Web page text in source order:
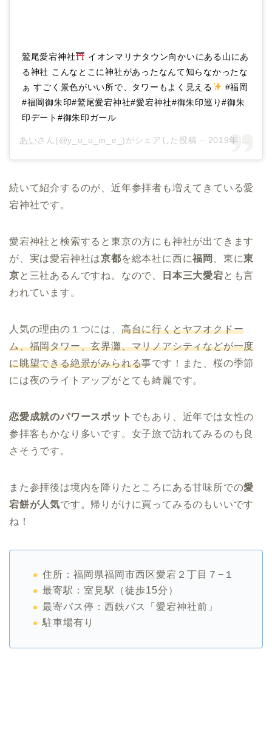
鷲尾愛宕神社
イオンマリナタウン向かいにある山にあ
る神社 こんなとこに神社があったなんて知らなかったな
ぁ すごく景色がいい所で、タワーもよく見える
#福岡
#福岡御朱印#鷲尾愛宕神社#愛宕神社#御朱印巡り#御朱
印デート#御朱印ガール
あいさん(@y_u_u_m_e_)がシェアした投稿 – 2019年 8月月19日午後10時48分PDT
続いて紹介するのが、近年参拝者も増えてきている愛
宕神社です。
愛宕神社と検索すると東京の方にも神社が出てきます
が、実は愛宕神社は京都を総本社に西に福岡 、東に東
京と三社あるんですね。なので、 日本三大愛宕とも言
われています。
人気の理由の１つには、 高台に行くとヤフオクドー
ム、福岡タワー、玄界灘、マリノアシティなどが一度
に眺望できる絶景がみられる事です！また、桜の季節
には夜のライトアップがとても綺麗です。
恋愛成就のパワースポット でもあり、近年では女性の
参拝客もかなり多いです。女子旅で訪れてみるのも良
さそうです。
また参拝後は境内を降りたところにある甘味所での愛
宕餅が人気です。帰りがけに買ってみるのもいいです
ね！
住所：福岡県福岡市西区愛宕２丁目７−１
最寄駅：室見駅（徒歩15分）
最寄バス停：西鉄バス「愛宕神社前」
駐車場有り